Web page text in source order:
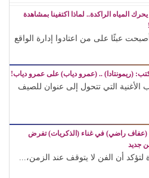
المياه الراكدة.. لماذا اكتفينا بمشاهدة
أصبحت عبئًا على من اعتادوا إدارة الواقع
(ريمونتادا) .. (عمرو دياب) على عمرو دياب!
الأغنية التي تتحول إلى عنوان للصيف
(عفاف راضي) في غناء (الذكريات) تفرض
جديد
لتؤكد أن الفن لا يتوقف عند الزمن،...